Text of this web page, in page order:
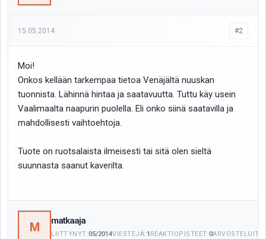
15.05.2014 #2
Moi!
Onkos kellään tarkempaa tietoa Venäjältä nuuskan
tuonnista. Lähinnä hintaa ja saatavuutta. Tuttu käy usein
Vaalimaalta naapurin puolella. Eli onko siinä saatavilla ja
mahdollisesti vaihtoehtoja.
Tuote on ruotsalaista ilmeisesti tai sitä olen sieltä
suunnasta saanut kaverilta.
M matkaaja
LIITTYNYT:05/2014VIESTEJÄ:1 REAKTIOPISTEET:0ARVOSTELUITA: